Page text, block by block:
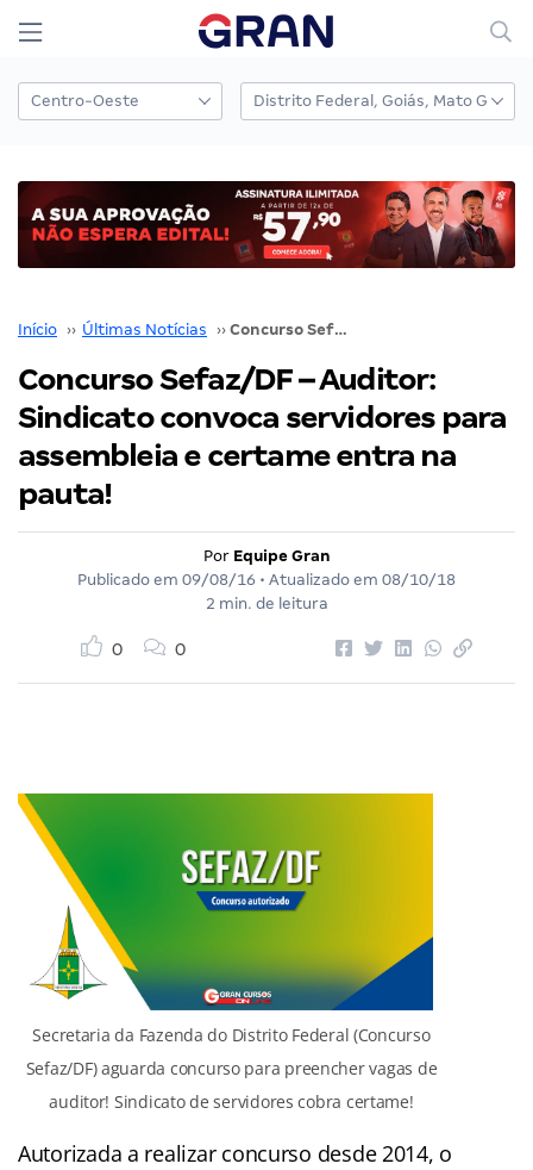
Início ›› Últimas Notícias ›› Concurso Sefaz/DF – Auditor: Sindicato convoca servidores para assembleia e certame entra na pauta!
Concurso Sefaz/DF – Auditor:
Sindicato convoca servidores para
assembleia e certame entra na
pauta!
Por Equipe Gran
Publicado em 09/08/16 • Atualizado em 08/10/18
2 min. de leitura
0 0
Secretaria da Fazenda do Distrito Federal (Concurso
Sefaz/DF) aguarda concurso para preencher vagas de
auditor! Sindicato de servidores cobra certame!
Autorizada a realizar concurso desde 2014, o